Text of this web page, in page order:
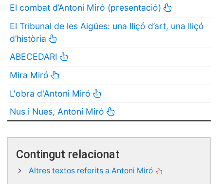
El combat d’Antoni Miró (presentació)
El Tribunal de les Aigües: una lliçó d’art, una lliçó
d’història
ABECEDARI
Mira Miró
L'obra d'Antoni Miró
Nus i Nues, Antoni Miró
Contingut relacionat
Altres textos referits a Antoni Miró